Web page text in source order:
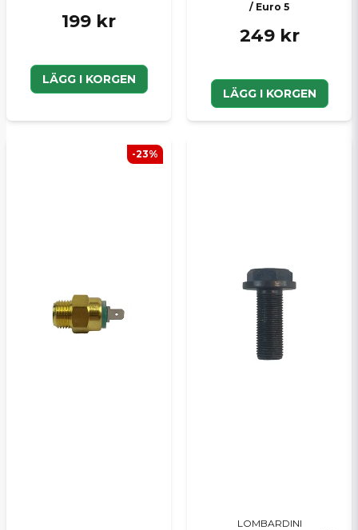
199 kr
LÄGG I KORGEN
/ Euro 5
249 kr
LÄGG I KORGEN
-23%
LOMBARDINI